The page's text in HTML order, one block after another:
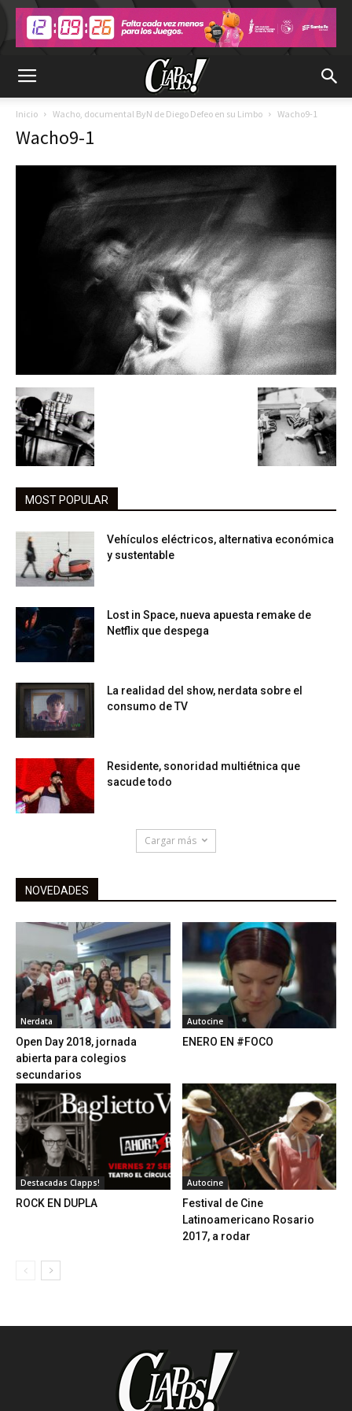
Inicio Wacho, documental ByN de Diego Defeo en su Limbo Wacho9-1
Wacho9-1
MOST POPULAR
Vehículos eléctricos, alternativa económica
y sustentable
Lost in Space, nueva apuesta remake de
Netflix que despega
La realidad del show, nerdata sobre el
consumo de TV
Residente, sonoridad multiétnica que
sacude todo
Cargar más
NOVEDADES
Nerdata
Open Day 2018, jornada
abierta para colegios
secundarios
Autocine
ENERO EN #FOCO
Destacadas Clapps!
ROCK EN DUPLA
Autocine
Festival de Cine
Latinoamericano Rosario
2017, a rodar